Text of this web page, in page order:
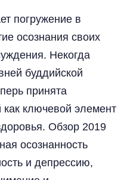
погружение в
осознания своих
Некогда
буддийской
принята
ключевой элемент
Обзор 2019
осознанность
и депрессию,